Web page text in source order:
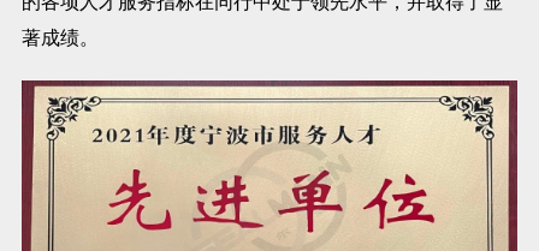
著成绩。